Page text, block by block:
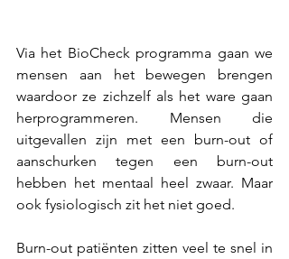
Via het BioCheck programma gaan we
mensen aan het bewegen brengen
waardoor ze zichzelf als het ware gaan
herprogrammeren. Mensen die
uitgevallen zijn met een burn-out of
aanschurken tegen een burn-out
hebben het mentaal heel zwaar. Maar
ook fysiologisch zit het niet goed.
Burn-out patiënten zitten veel te snel in